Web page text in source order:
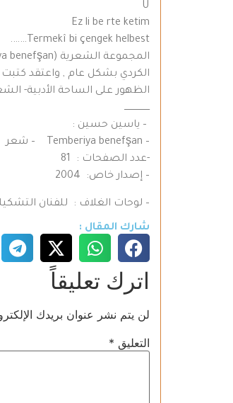
Û
Ez li be rte ketim
Termekî bi çengek helbest…….
الكردي بشكل عام , واعتقد
الظهور على الساحة الأدبية-
ــــــــــــــــــ
– ياسين حسين :
– Temberiya benefşan – شعر
-عدد الصفحات : 81
– إصدار خاص: 2004
– لوحات الغلاف : للفنان
شارك المقال :
اترك تعليقاً
لن يتم نشر عنوان بريدك
التعليق *